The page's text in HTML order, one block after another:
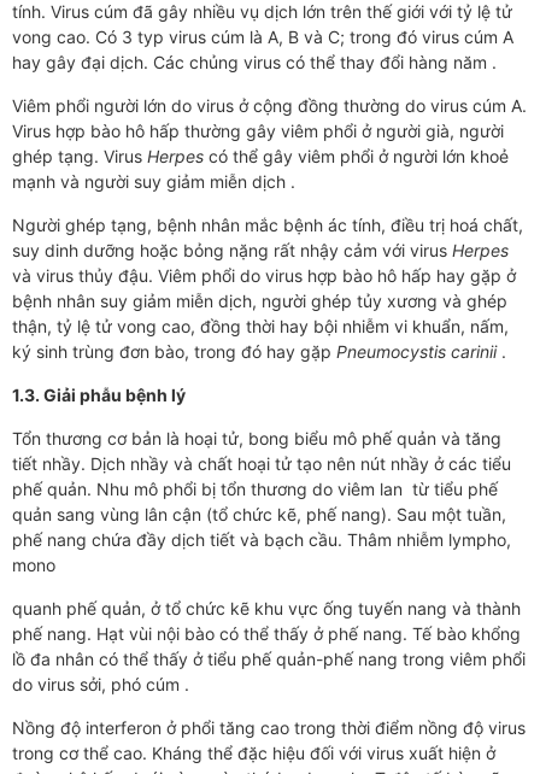
tính. Virus cúm đã gây nhiều vụ dịch lớn trên thế giới với tỷ lệ tử
vong cao. Có 3 typ virus cúm là A, B và C; trong đó virus cúm A
hay gây đại dịch. Các chủng virus có thể thay đổi hàng năm .
Viêm phổi người lớn do virus ở cộng đồng thường do virus cúm A.
Virus hợp bào hô hấp thường gây viêm phổi ở người già, người
ghép tạng. Virus Herpes có thể gây viêm phổi ở người lớn khoẻ
mạnh và người suy giảm miễn dịch .
Người ghép tạng, bệnh nhân mắc bệnh ác tính, điều trị hoá chất,
suy dinh dưỡng hoặc bỏng nặng rất nhậy cảm với virus Herpes
và virus thủy đậu. Viêm phổi do virus hợp bào hô hấp hay gặp ở
bệnh nhân suy giảm miễn dịch, người ghép tủy xương và ghép
thận, tỷ lệ tử vong cao, đồng thời hay bội nhiễm vi khuẩn, nấm,
ký sinh trùng đơn bào, trong đó hay gặp Pneumocystis carinii.
1.3. Giải phẫu bệnh lý
Tổn thương cơ bản là hoại tử, bong biểu mô phế quản và tăng
tiết nhầy. Dịch nhầy và chất hoại tử tạo nên nút nhầy ở các tiểu
phế quản. Nhu mô phổi bị tổn thương do viêm lan từ tiểu phế
quản sang vùng lân cận (tổ chức kẽ, phế nang). Sau một tuần,
phế nang chứa đầy dịch tiết và bạch cầu. Thâm nhiễm lympho,
mono
quanh phế quản, ở tổ chức kẽ khu vực ống tuyến nang và thành
phế nang. Hạt vùi nội bào có thể thấy ở phế nang. Tế bào khổng
lồ đa nhân có thể thấy ở tiểu phế quản-phế nang trong viêm phổi
do virus sởi, phó cúm .
Nồng độ interferon ở phổi tăng cao trong thời điểm nồng độ virus
trong cơ thể cao. Kháng thể đặc hiệu đối với virus xuất hiện ở